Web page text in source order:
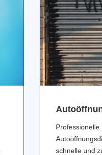
Professionelle
schnelle und